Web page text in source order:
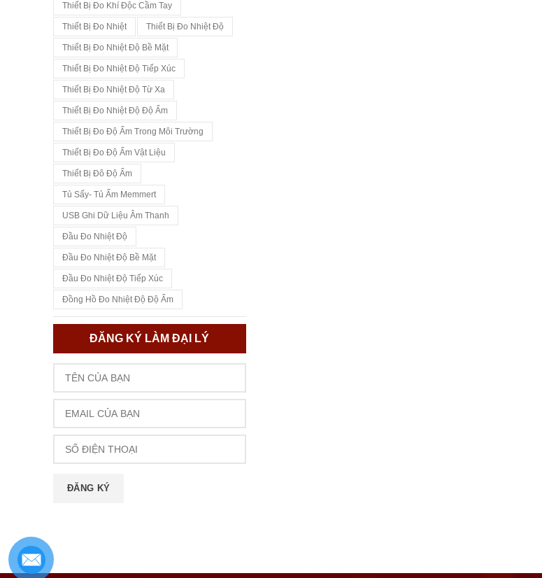
Thiết Bị Đo Khí Độc Cầm Tay
Thiết Bị Đo Nhiệt Thiết Bị Đo Nhiệt Độ
Thiết Bị Đo Nhiệt Độ Bề Mặt
Thiết Bị Đo Nhiệt Độ Tiếp Xúc
Thiết Bị Đo Nhiệt Độ Từ Xa
Thiết Bị Đo Nhiệt Độ Độ Ẩm
Thiết Bị Đo Độ Ẩm Trong Môi Trường
Thiết Bị Đo Độ Ẩm Vật Liệu
Thiết Bị Đô Độ Ẩm
Tủ Sấy- Tủ Ấm Memmert
USB Ghi Dữ Liệu Âm Thanh
Đầu Đo Nhiệt Độ
Đầu Đo Nhiệt Độ Bề Mặt
Đầu Đo Nhiệt Độ Tiếp Xúc
Đồng Hồ Đo Nhiệt Độ Độ Ẩm
ĐĂNG KÝ LÀM ĐẠI LÝ